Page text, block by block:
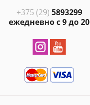
+375 (29) 5893299
ежедневно с 9 до 20